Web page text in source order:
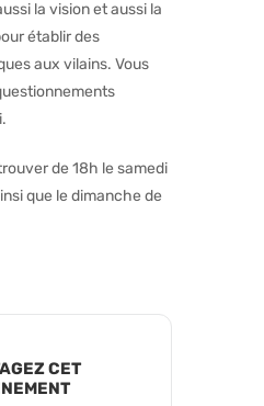
la vision et aussi la
établir des
aux vilains. Vous
de 18h le samedi
que le dimanche de
CET